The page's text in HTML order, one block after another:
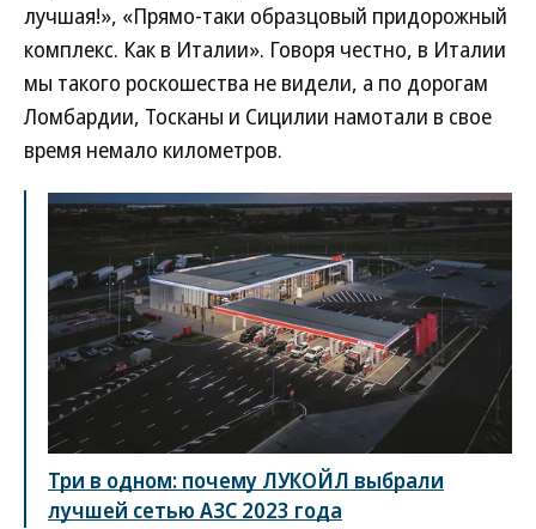
лучшая!», «Прямо-таки образцовый придорожный
комплекс. Как в Италии». Говоря честно, в Италии
мы такого роскошества не видели, а по дорогам
Ломбардии, Тосканы и Сицилии намотали в свое
время немало километров.
Три в одном: почему ЛУКОЙЛ выбрали
лучшей сетью АЗС 2023 года